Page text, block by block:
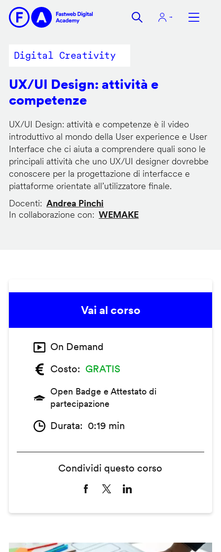
contenuto
Digital Creativity
UX/UI Design: attività e
competenze
UX/UI Design: attività e competenze è il video
introduttivo al mondo della User experience e User
Interface che ci aiuta a comprendere quali sono le
principali attività che uno UX/UI designer dovrebbe
conoscere per la progettazione di interfacce e
piattaforme orientate all’utilizzatore finale.
Docenti
Andrea Pinchi
In collaborazione con
WEMAKE
Vai al corso
On Demand
Costo
GRATIS
Open Badge e Attestato di
partecipazione
Durata 0:19 min
Condividi questo corso